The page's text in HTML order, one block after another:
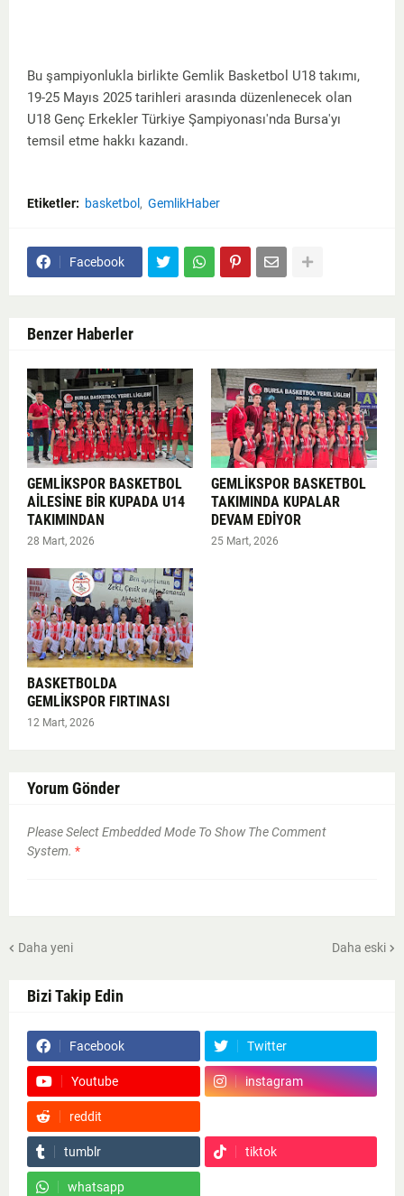
Bu şampiyonlukla birlikte Gemlik Basketbol U18 takımı,
19-25 Mayıs 2025 tarihleri arasında düzenlenecek olan
U18 Genç Erkekler Türkiye Şampiyonası'nda Bursa'yı
temsil etme hakkı kazandı.
Etiketler: basketbol GemlikHaber
Facebook
Benzer Haberler
GEMLİKSPOR BASKETBOL
AİLESİNE BİR KUPADA U14
TAKIMINDAN
28 Mart, 2026
GEMLİKSPOR BASKETBOL
TAKIMINDA KUPALAR
DEVAM EDİYOR
25 Mart, 2026
BASKETBOLDA
GEMLİKSPOR FIRTINASI
12 Mart, 2026
Yorum Gönder
Please Select Embedded Mode To Show The Comment
System. *
Daha yeni Daha eski
Bizi Takip Edin
Facebook Twitter
Youtube instagram
reddit
tumblr tiktok
whatsapp